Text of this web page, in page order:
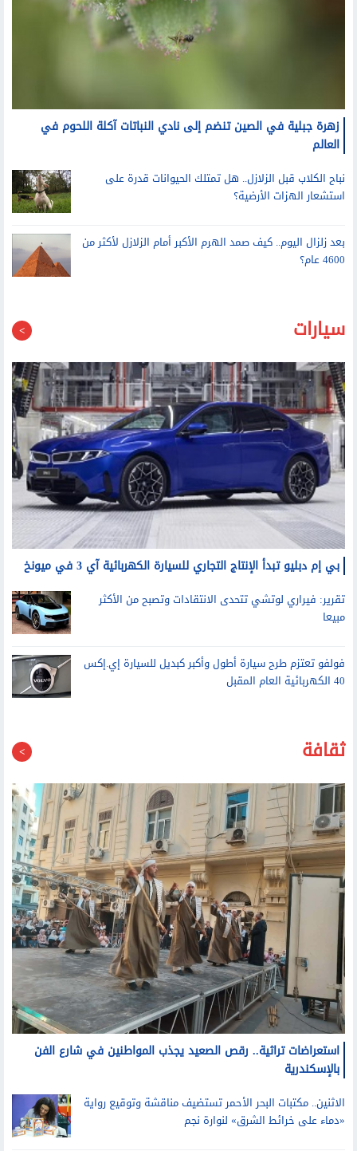
زهرة جبلية في الصين تنضم إلى نادي النباتات آكلة اللحوم في
العالم
نباح الكلاب قبل الزلازل.. هل تمتلك الحيوانات قدرة على
استشعار الهزات الأرضية؟
بعد زلزال اليوم.. كيف صمد الهرم الأكبر أمام الزلازل لأكثر من
4600 عام؟
سيارات
بي إم دبليو تبدأ الإنتاج التجاري للسيارة الكهربائية آي 3 في ميونخ
تقرير: فيراري لوتشي تتحدى الانتقادات وتصبح من الأكثر
مبيعا
فولفو تعتزم طرح سيارة أطول وأكبر كبديل للسيارة إي.إكس
40 الكهربائية العام المقبل
ثقافة
استعراضات تراثية.. رقص الصعيد يجذب المواطنين في شارع الفن
بالإسكندرية
الاثنين.. مكتبات البحر الأحمر تستضيف مناقشة وتوقيع رواية
«دماء على خرائط الشرق» لنوارة نجم